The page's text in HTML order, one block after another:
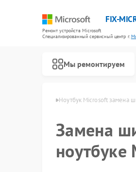
FIX-
Ремонт устройств Microsoft
Специализированный cервисный центр г.
Мы ремонтируем
Microsoft в Москве Ноутбук Microsoft замена
Замена